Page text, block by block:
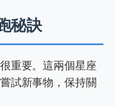
秘訣
重要。這兩個星座
試新事物，保持關